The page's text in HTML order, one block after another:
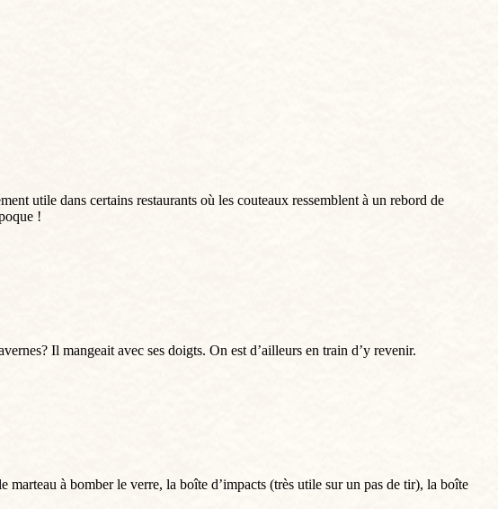
utile dans certains restaurants où les couteaux ressemblent à un rebord de
!
Il mangeait avec ses doigts. On est d’ailleurs en train d’y revenir.
à bomber le verre, la boîte d’impacts (très utile sur un pas de tir), la boîte